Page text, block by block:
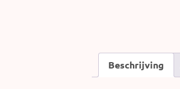
Beschrijving